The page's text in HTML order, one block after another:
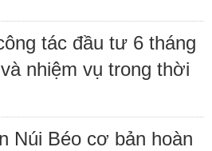
tác đầu tư 6 tháng
nhiệm vụ trong thời
Núi Béo cơ bản hoàn